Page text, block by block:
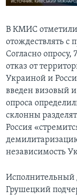
В КМИС отметили,
отождествлять с
Согласно
отказ от
Украиной и
введен визовый
опроса
склонны
Россия
независимость
Грушецкий